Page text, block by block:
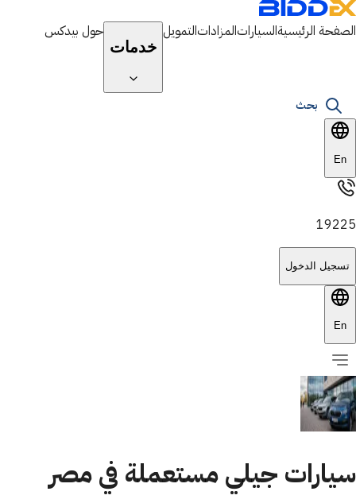
الصفحة الرئيسيةالسياراتالمزاداتالتمويل
خدمات
حول بيدكس
بحث
En
19225
تسجيل الدخول
En
سيارات جيلي مستعملة في مصر